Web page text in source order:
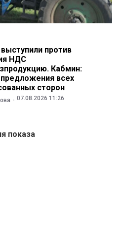
против
НДС
Кабмин:
всех
сторон
07.08.2026 11:26
показа